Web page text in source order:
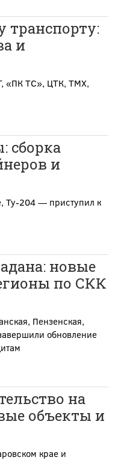
транспорту:
и
«ПК ТС», ЦТК, ТМХ,
сборка
и
Ту-204 — приступил к
новые
по СКК
Пензенская,
обновление
на
объекты и
крае и